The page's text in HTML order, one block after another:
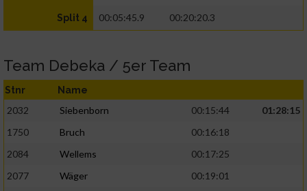
Split 4 00:05:45.9 00:20:20.3
Team Debeka / 5er Team
Stnr Name
2032 Siebenborn 00:15:44
01:28:15
1750
Bruch
00:16:18
2084
Wellems
00:17:25
2077
Wäger
00:19:01